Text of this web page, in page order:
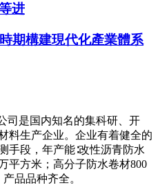
进
期構建現代化產業體系
司是国内知名的集科研、开
料生产企业。企业有着健全的
手段，年产能∶改性沥青防水
平方米；高分子防水卷材800
品品种齐全。